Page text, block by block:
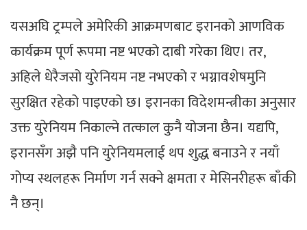
यसअघि ट्रम्पले अमेरिकी आक्रमणबाट इरानको आणविक
कार्यक्रम पूर्ण रूपमा नष्ट भएको दाबी गरेका थिए। तर,
अहिले धेरैजसो युरेनियम नष्ट नभएको र भग्नावशेषमुनि
सुरक्षित रहेको पाइएको छ। इरानका विदेशमन्त्रीका अनुसार
उक्त युरेनियम निकाल्ने तत्काल कुनै योजना छैन। यद्यपि,
इरानसँग अझै पनि युरेनियमलाई थप शुद्ध बनाउने र नयाँ
गोप्य स्थलहरू निर्माण गर्न सक्ने क्षमता र मेसिनरीहरू बाँकी
नै छन्।